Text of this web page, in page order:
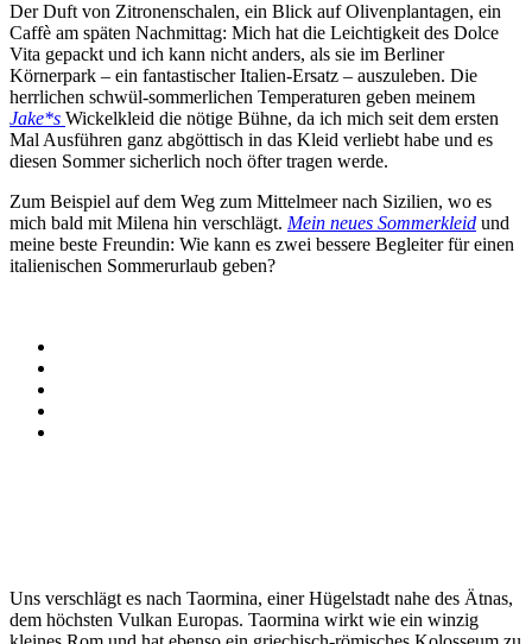
Der Duft von Zitronenschalen, ein Blick auf Olivenplantagen, ein
Caffè am späten Nachmittag: Mich hat die Leichtigkeit des Dolce
Vita gepackt und ich kann nicht anders, als sie im Berliner
Körnerpark – ein fantastischer Italien-Ersatz – auszuleben. Die
herrlichen schwül-sommerlichen Temperaturen geben meinem
Jake*s Wickelkleid die nötige Bühne, da ich mich seit dem ersten
Mal Ausführen ganz abgöttisch in das Kleid verliebt habe und es
diesen Sommer sicherlich noch öfter tragen werde.
Zum Beispiel auf dem Weg zum Mittelmeer nach Sizilien, wo es
mich bald mit Milena hin verschlägt. Mein neues Sommerkleid und
meine beste Freundin: Wie kann es zwei bessere Begleiter für einen
italienischen Sommerurlaub geben?
Uns verschlägt es nach Taormina, einer Hügelstadt nahe des Ätnas,
dem höchsten Vulkan Europas. Taormina wirkt wie ein winzig